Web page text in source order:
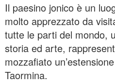
Il paesino jonico è un
molto apprezzato da
tutte le parti del mondo,
storia ed arte,
mozzafiato
Taormina.